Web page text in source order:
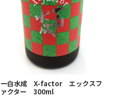
一白水成 X-factor エックスフ
ァクター 300ml